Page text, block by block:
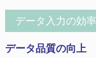
データ入力の効
データ品質の向上